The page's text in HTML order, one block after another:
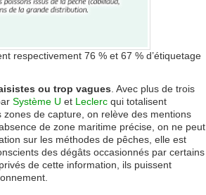
respectivement 76 % et 67 % d’étiquetage
ou trop vagues . Avec plus de trois
Système U et Leclerc qui totalisent
zones de capture, on relève des mentions
de zone maritime précise, on ne peut
sur les méthodes de pêches, elle est
des dégâts occasionnés par certains
de cette information, ils puissent